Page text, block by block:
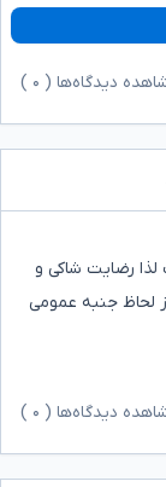
دیدگاه‌ها ( ۰
رضایت شاکی و
لحاظ جنبه عمومی
دیدگاه‌ها ( ۰